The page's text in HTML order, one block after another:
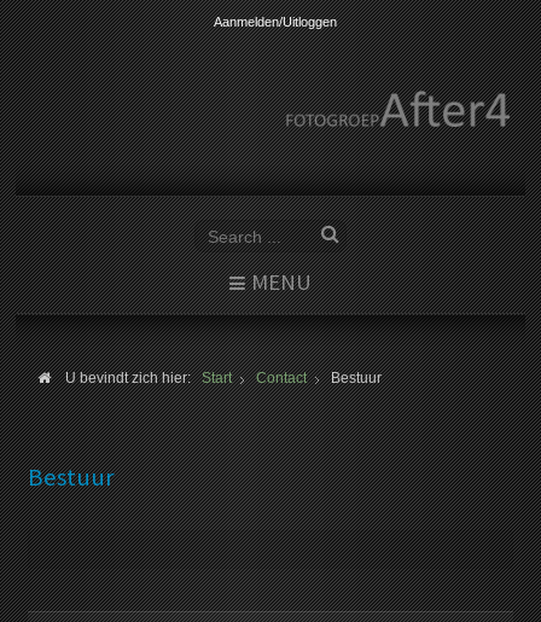
Aanmelden/Uitloggen
MENU
U bevindt zich hier:Start Contact Bestuur
Bestuur